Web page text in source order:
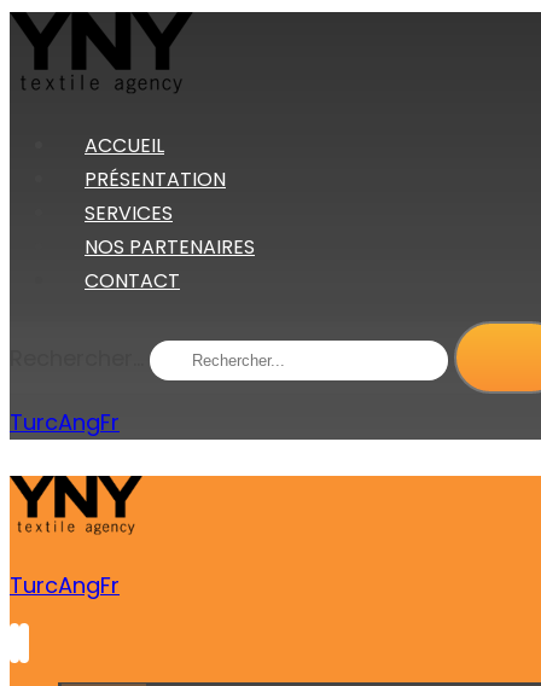
ACCUEIL
PRÉSENTATION
SERVICES
NOS PARTENAIRES
CONTACT
TurcAngFr
TurcAngFr